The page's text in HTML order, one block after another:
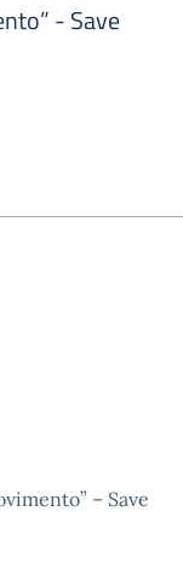
- Save
– Save